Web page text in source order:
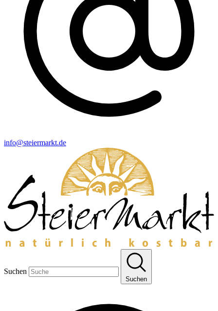
info@steiermarkt.de
Suchen
Suchen